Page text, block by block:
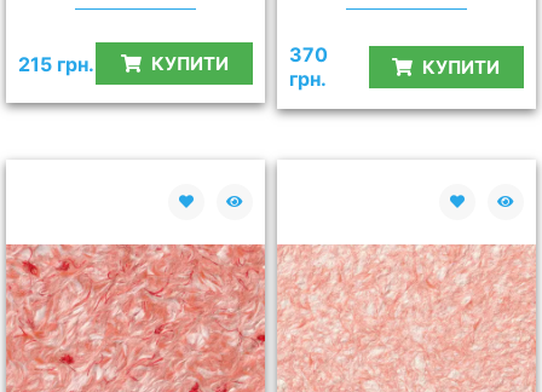
215 грн. КУПИТИ
370
грн.
КУПИТИ